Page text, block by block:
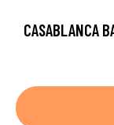
CASABLANCA